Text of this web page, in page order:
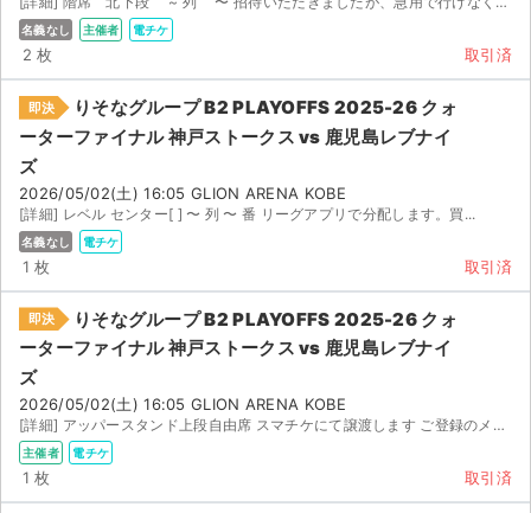
名義なし 主催者 電チケ
2 枚 取引済
即決
りそなグループ B2 PLAYOFFS 2025-26 クォ
ーターファイナル 神戸ストークス vs 鹿児島レブナイ
ズ
2026/05/02(土) 16:05 GLION ARENA KOBE
[詳細] レベル センター[ ] 〜 列 〜 番 リーグアプリで分配します。買...
名義なし 電チケ
1 枚 取引済
即決
りそなグループ B2 PLAYOFFS 2025-26 クォ
ーターファイナル 神戸ストークス vs 鹿児島レブナイ
ズ
2026/05/02(土) 16:05 GLION ARENA KOBE
[詳細] アッパースタンド上段自由席 スマチケにて譲渡します ご登録のメールアドレスをご連絡ください
主催者 電チケ
1 枚 取引済